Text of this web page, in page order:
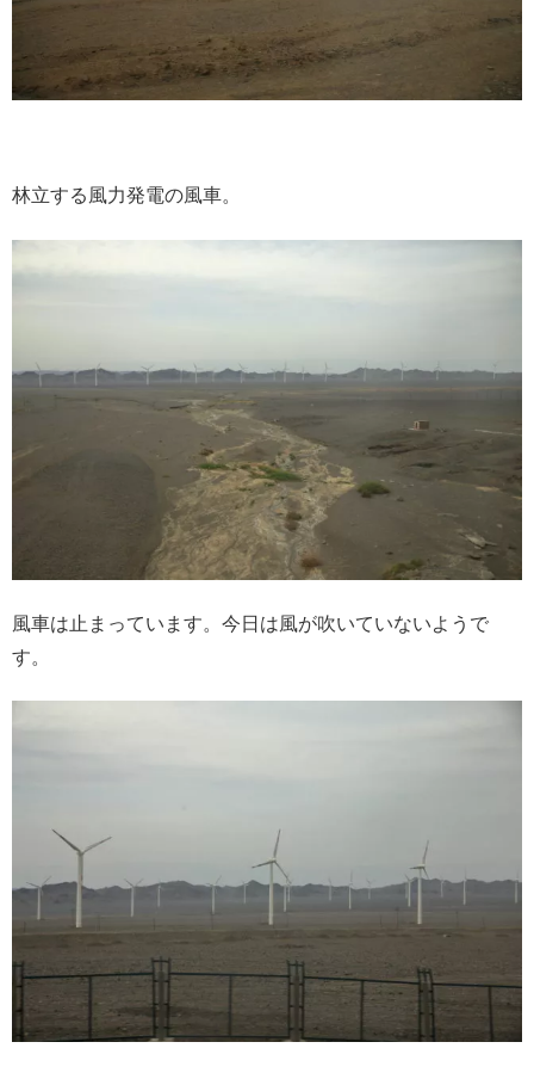
林立する風力発電の風車。
風車は止まっています。今日は風が吹いていないようで
す。